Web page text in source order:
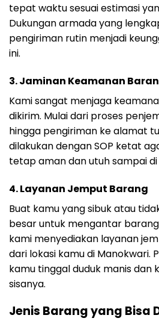
tepat waktu sesuai estimasi
Dukungan armada yang
pengiriman rutin menjadi
ini.
3. Jaminan Keamanan
Kami sangat menjaga
dikirim. Mulai dari proses
hingga pengiriman ke alamat
dilakukan dengan SOP ketat
tetap aman dan utuh sampai
4. Layanan Jemput Barang
Buat kamu yang sibuk atau
besar untuk mengantar
kami menyediakan layanan
dari lokasi kamu di Manokwari.
kamu tinggal duduk manis dan
sisanya.
Jenis Barang yang Bisa